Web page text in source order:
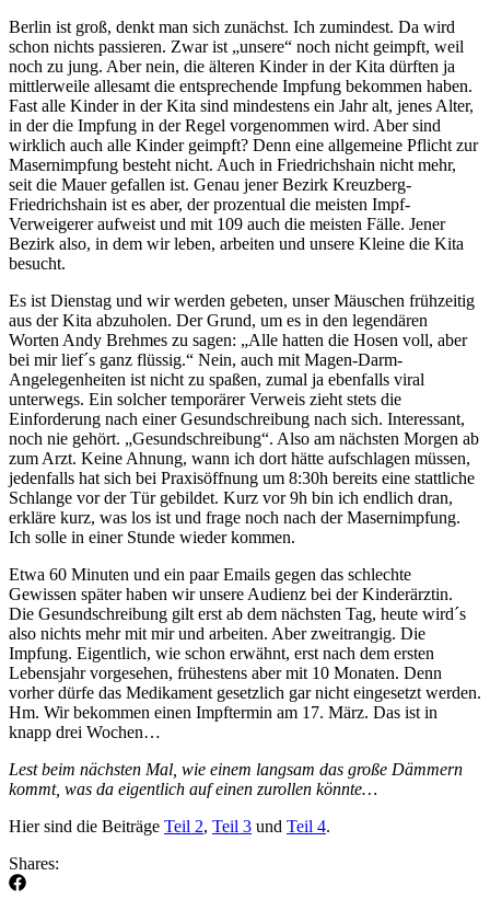
Berlin ist groß, denkt man sich zunächst. Ich zumindest. Da wird
schon nichts passieren. Zwar ist „unsere“ noch nicht geimpft, weil
noch zu jung. Aber nein, die älteren Kinder in der Kita dürften ja
mittlerweile allesamt die entsprechende Impfung bekommen haben.
Fast alle Kinder in der Kita sind mindestens ein Jahr alt, jenes Alter,
in der die Impfung in der Regel vorgenommen wird. Aber sind
wirklich auch alle Kinder geimpft? Denn eine allgemeine Pflicht zur
Masernimpfung besteht nicht. Auch in Friedrichshain nicht mehr,
seit die Mauer gefallen ist. Genau jener Bezirk Kreuzberg-
Friedrichshain ist es aber, der prozentual die meisten Impf-
Verweigerer aufweist und mit 109 auch die meisten Fälle. Jener
Bezirk also, in dem wir leben, arbeiten und unsere Kleine die Kita
besucht.
Es ist Dienstag und wir werden gebeten, unser Mäuschen frühzeitig
aus der Kita abzuholen. Der Grund, um es in den legendären
Worten Andy Brehmes zu sagen: „Alle hatten die Hosen voll, aber
bei mir lief´s ganz flüssig.“ Nein, auch mit Magen-Darm-
Angelegenheiten ist nicht zu spaßen, zumal ja ebenfalls viral
unterwegs. Ein solcher temporärer Verweis zieht stets die
Einforderung nach einer Gesundschreibung nach sich. Interessant,
noch nie gehört. „Gesundschreibung“. Also am nächsten Morgen ab
zum Arzt. Keine Ahnung, wann ich dort hätte aufschlagen müssen,
jedenfalls hat sich bei Praxisöffnung um 8:30h bereits eine stattliche
Schlange vor der Tür gebildet. Kurz vor 9h bin ich endlich dran,
erkläre kurz, was los ist und frage noch nach der Masernimpfung.
Ich solle in einer Stunde wieder kommen.
Etwa 60 Minuten und ein paar Emails gegen das schlechte
Gewissen später haben wir unsere Audienz bei der Kinderärztin.
Die Gesundschreibung gilt erst ab dem nächsten Tag, heute wird´s
also nichts mehr mit mir und arbeiten. Aber zweitrangig. Die
Impfung. Eigentlich, wie schon erwähnt, erst nach dem ersten
Lebensjahr vorgesehen, frühestens aber mit 10 Monaten. Denn
vorher dürfe das Medikament gesetzlich gar nicht eingesetzt werden.
Hm. Wir bekommen einen Impftermin am 17. März. Das ist in
knapp drei Wochen…
Lest beim nächsten Mal, wie einem langsam das große Dämmern
kommt, was da eigentlich auf einen zurollen könnte…
Hier sind die Beiträge Teil 2, Teil 3 und Teil 4.
Shares: